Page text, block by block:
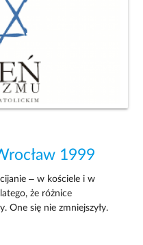
1999
– w kościele i w
że różnice
One się nie zmniejszyły.